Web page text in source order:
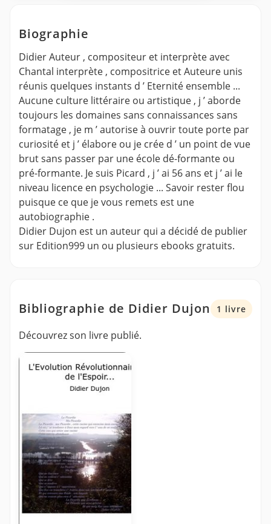
Biographie
Didier Auteur , compositeur et interprète avec
Chantal interprète , compositrice et Auteure unis
réunis quelques instants d ’ Eternité ensemble ...
Aucune culture littéraire ou artistique , j ’ aborde
toujours les domaines sans connaissances sans
formatage , je m ’ autorise à ouvrir toute porte par
curiosité et j ’ élabore ou je crée d ’ un point de vue
brut sans passer par une école dé-formante ou
pré-formante. Je suis Picard , j ’ ai 56 ans et j ’ ai le
niveau licence en psychologie ... Savoir rester flou
puisque ce que je vous remets est une
autobiographie .
Didier Dujon est un auteur qui a décidé de publier
sur Edition999 un ou plusieurs ebooks gratuits.
Bibliographie de Didier Dujon 1 livre
Découvrez son livre publié.